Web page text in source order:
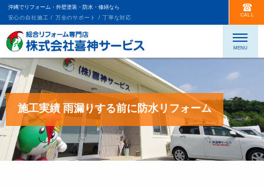
沖縄でリフォーム・外壁塗装・防水・修繕なら
安心の自社施工 / 万全のサポート / 丁寧な対応
CALL
施工実績 雨漏りする前に防水リフォーム